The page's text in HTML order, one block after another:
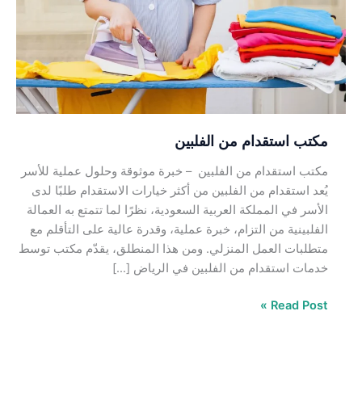
مكتب استقدام من الفلبين
مكتب استقدام من الفلبين – خبرة موثوقة وحلول عملية للأسر
يُعد استقدام من الفلبين من أكثر خيارات الاستقدام طلبًا لدى
الأسر في المملكة العربية السعودية، نظرًا لما تتمتع به العمالة
الفلبينية من التزام، خبرة عملية، وقدرة عالية على التأقلم مع
متطلبات العمل المنزلي. ومن هذا المنطلق، يقدّم مكتب توسط
خدمات استقدام من الفلبين في الرياض […]
الفلبين
Read Post »